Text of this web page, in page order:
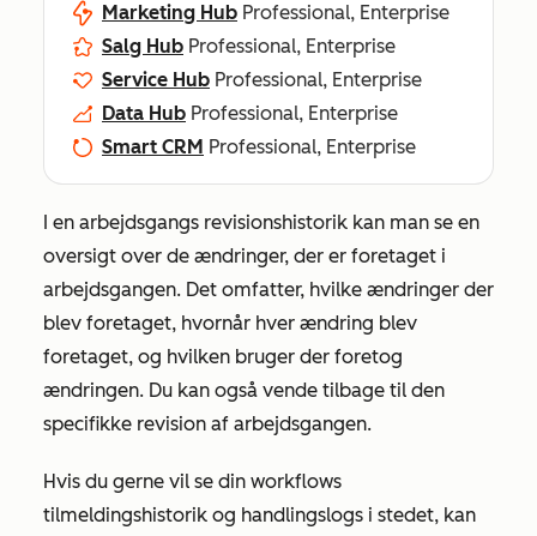
Marketing Hub Professional, Enterprise
Salg Hub Professional, Enterprise
Service Hub Professional, Enterprise
Data Hub Professional, Enterprise
Smart CRM Professional, Enterprise
I en arbejdsgangs revisionshistorik kan man se en
oversigt over de ændringer, der er foretaget i
arbejdsgangen. Det omfatter, hvilke ændringer der
blev foretaget, hvornår hver ændring blev
foretaget, og hvilken bruger der foretog
ændringen. Du kan også vende tilbage til den
specifikke revision af arbejdsgangen.
Hvis du gerne vil se din workflows
tilmeldingshistorik og handlingslogs i stedet, kan